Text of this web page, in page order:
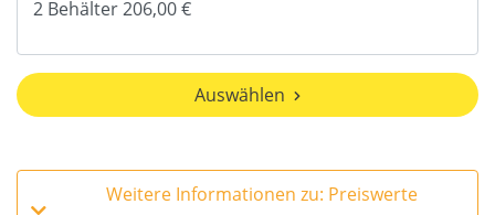
Auswählen
Weitere Informationen zu: Preiswerte